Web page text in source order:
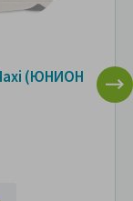
(ЮНИОН